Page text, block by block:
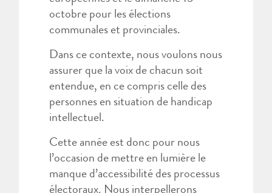
octobre pour les élections
communales et provinciales.
Dans ce contexte, nous voulons nous
assurer que la voix de chacun soit
entendue, en ce compris celle des
personnes en situation de handicap
intellectuel.
Cette année est donc pour nous
l’occasion de mettre en lumière le
manque d’accessibilité des processus